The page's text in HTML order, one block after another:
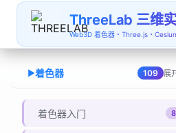
ThreeLab 三维
Web3D 着色器・Three.js・
ThreeLab 三维
官方资源 6
▶着色器 109 展
着色器入门 8